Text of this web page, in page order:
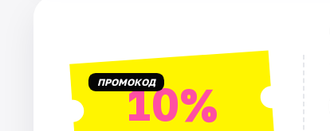
Артисты ПРОМОКОД10%